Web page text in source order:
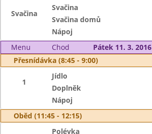
Svačina
Svačina
Svačina domů
Nápoj
Menu
Chod
Pátek 11. 3. 2016
Přesnídávka (8:45 - 9:00)
1
Jídlo
Doplněk
Nápoj
Oběd (11:45 - 12:15)
Polévka